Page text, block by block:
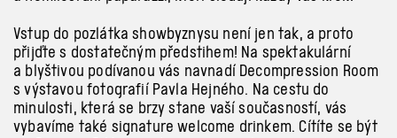
Vstup do pozlátka showbyznysu není jen tak, a proto
přijďte s dostatečným předstihem! Na spektakulární
a blyštivou podívanou vás navnadí Decompression Room
s výstavou fotografií Pavla Hejného. Na cestu do
minulosti, která se brzy stane vaší současností, vás
vybavíme také signature welcome drinkem. Cítíte se být